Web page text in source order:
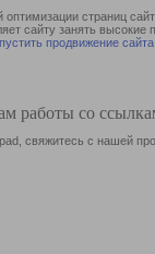
страниц
сайту занять
продвижение сайта
работы со
свяжитесь с нашей